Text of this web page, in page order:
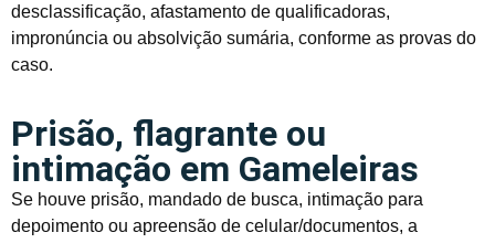
desclassificação, afastamento de qualificadoras,
impronúncia ou absolvição sumária, conforme as provas do
caso.
Prisão, flagrante ou
intimação em Gameleiras
Se houve prisão, mandado de busca, intimação para
depoimento ou apreensão de celular/documentos, a